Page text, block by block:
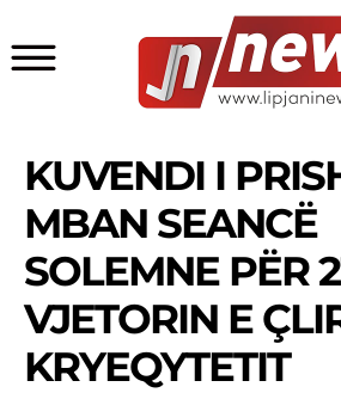
KUVENDI I
MBAN SEANCË
SOLEMNE PËR
VJETORIN E
KRYEQYTETIT